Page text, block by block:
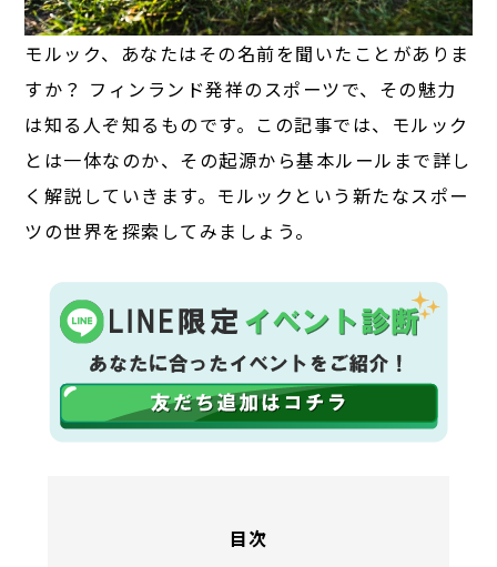
モルック、あなたはその名前を聞いたことがありま
すか？ フィンランド発祥のスポーツで、その魅力
は知る人ぞ知るものです。この記事では、モルック
とは一体なのか、その起源から基本ルールまで詳し
く解説していきます。モルックという新たなスポー
ツの世界を探索してみましょう。
目次